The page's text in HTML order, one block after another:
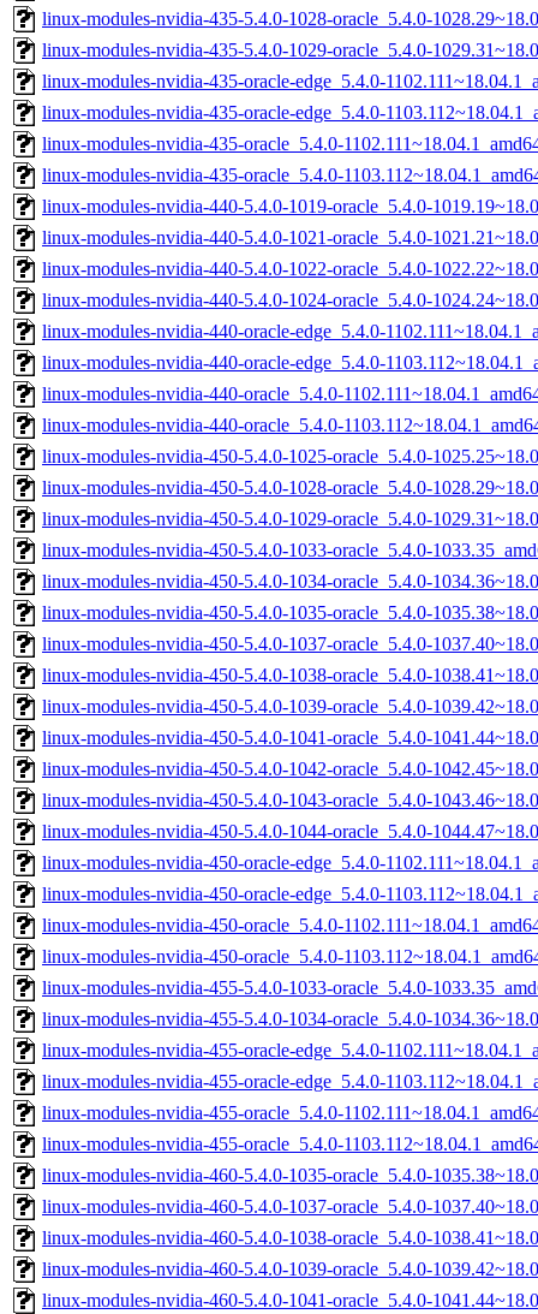
linux-modules-nvidia-435-5.4.0-1028-oracle_5.4.0-
linux-modules-nvidia-435-5.4.0-1029-oracle_5.4.0-
linux-modules-nvidia-435-oracle-edge_5.4.0-
linux-modules-nvidia-435-oracle-edge_5.4.0-
linux-modules-nvidia-435-oracle_5.4.0-
linux-modules-nvidia-435-oracle_5.4.0-
linux-modules-nvidia-440-5.4.0-1019-oracle_5.4.0-
linux-modules-nvidia-440-5.4.0-1021-oracle_5.4.0-
linux-modules-nvidia-440-5.4.0-1022-oracle_5.4.0-
linux-modules-nvidia-440-5.4.0-1024-oracle_5.4.0-
linux-modules-nvidia-440-oracle-edge_5.4.0-
linux-modules-nvidia-440-oracle-edge_5.4.0-
linux-modules-nvidia-440-oracle_5.4.0-
linux-modules-nvidia-440-oracle_5.4.0-
linux-modules-nvidia-450-5.4.0-1025-oracle_5.4.0-
linux-modules-nvidia-450-5.4.0-1028-oracle_5.4.0-
linux-modules-nvidia-450-5.4.0-1029-oracle_5.4.0-
linux-modules-nvidia-450-5.4.0-1033-oracle_5.4.0-
linux-modules-nvidia-450-5.4.0-1034-oracle_5.4.0-
linux-modules-nvidia-450-5.4.0-1035-oracle_5.4.0-
linux-modules-nvidia-450-5.4.0-1037-oracle_5.4.0-
linux-modules-nvidia-450-5.4.0-1038-oracle_5.4.0-
linux-modules-nvidia-450-5.4.0-1039-oracle_5.4.0-
linux-modules-nvidia-450-5.4.0-1041-oracle_5.4.0-
linux-modules-nvidia-450-5.4.0-1042-oracle_5.4.0-
linux-modules-nvidia-450-5.4.0-1043-oracle_5.4.0-
linux-modules-nvidia-450-5.4.0-1044-oracle_5.4.0-
linux-modules-nvidia-450-oracle-edge_5.4.0-
linux-modules-nvidia-450-oracle-edge_5.4.0-
linux-modules-nvidia-450-oracle_5.4.0-
linux-modules-nvidia-450-oracle_5.4.0-
linux-modules-nvidia-455-5.4.0-1033-oracle_5.4.0-
linux-modules-nvidia-455-5.4.0-1034-oracle_5.4.0-
linux-modules-nvidia-455-oracle-edge_5.4.0-
linux-modules-nvidia-455-oracle-edge_5.4.0-
linux-modules-nvidia-455-oracle_5.4.0-
linux-modules-nvidia-455-oracle_5.4.0-
linux-modules-nvidia-460-5.4.0-1035-oracle_5.4.0-
linux-modules-nvidia-460-5.4.0-1037-oracle_5.4.0-
linux-modules-nvidia-460-5.4.0-1038-oracle_5.4.0-
linux-modules-nvidia-460-5.4.0-1039-oracle_5.4.0-
linux-modules-nvidia-460-5.4.0-1041-oracle_5.4.0-